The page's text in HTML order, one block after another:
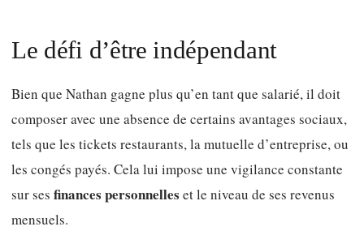
Le défi d’être indépendant
Bien que Nathan gagne plus qu’en tant que salarié, il doit
composer avec une absence de certains avantages sociaux,
tels que les tickets restaurants, la mutuelle d’entreprise, ou
les congés payés. Cela lui impose une vigilance constante
sur ses finances personnelles et le niveau de ses revenus
mensuels.